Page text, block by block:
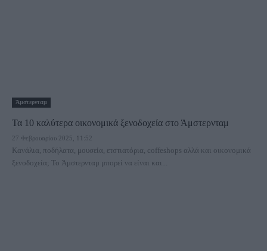
Άμστερνταμ
Τα 10 καλύτερα οικονομικά ξενοδοχεία στο Άμστερνταμ
27 Φεβρουαρίου 2025, 11:52
Kανάλια, ποδήλατα, μουσεία, ετστιατόρια, coffeshops αλλά και οικονομικά
ξενοδοχεία; Το Άμστερνταμ μπορεί να είναι και...